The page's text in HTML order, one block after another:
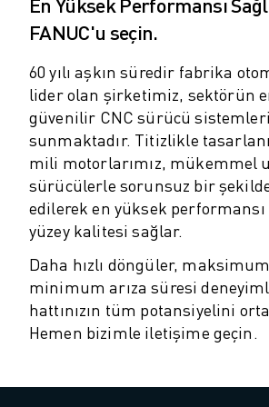
ROBOSHOT TOPLAM SAHIP OLMA MALIYETI
TEL EROZYON MAKINELERI
ROBOCUT TEL EROZYON MAKINELERI
ROBOCUT DONANIM
ROBOCUT YAZILIMI
ROBOCUT ÖNLEYICI BAKIM
ROBOCUT SÜRDÜRÜLEBILIRLIK
IIOT ÇÖZÜMLERI
AKILLI FABRIKA ÇÖZÜMLERI
ÜRETIM VERIMLILIĞINI ARTIRMAK IÇIN
ÜRÜN KAYDI » FANUC PORTAL
VAKA ÇALIŞMALARI
ÇÖZÜMLER
ENDÜSTRILER
FANUC'u seçin.
60 yılı aşkın süredir fabrika
lider olan şirketimiz, sektörün
güvenilir CNC sürücü
sunmaktadır. Titizlikle
mili motorlarımız, mükemmel
sürücülerle sorunsuz bir
edilerek en yüksek
yüzey kalitesi sağlar.
Daha hızlı döngüler,
minimum arıza süresi
hattınızın tüm potansiyelini
Hemen bizimle iletişime geçin.